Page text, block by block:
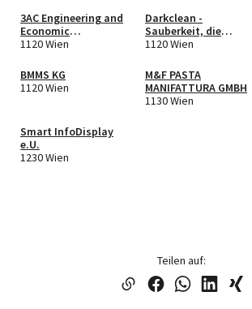
3AC Engineering and
Economic
Consultancy e.U.
1120 Wien
Darkclean -
Sauberkeit, die
bleibt e.U.
1120 Wien
BMMS KG
1120 Wien
M&F PASTA
MANIFATTURA GMBH
1130 Wien
Smart InfoDisplay
e.U.
1230 Wien
Teilen auf: